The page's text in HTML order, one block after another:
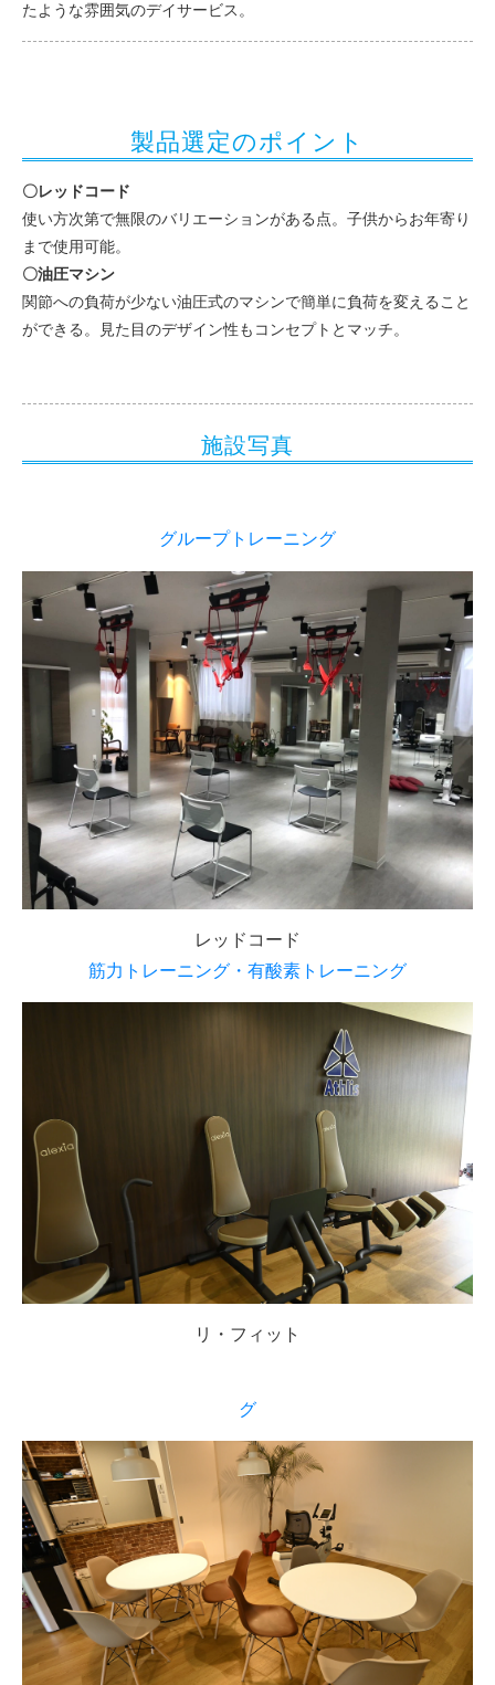
たような雰囲気のデイサービス。
製品選定のポイント
〇レッドコード
使い方次第で無限のバリエーションがある点。子供からお年寄り
まで使用可能。
〇油圧マシン
関節への負荷が少ない油圧式のマシンで簡単に負荷を変えること
ができる。見た目のデザイン性もコンセプトとマッチ。
施設写真
グループトレーニング
レッドコード
筋力トレーニング・有酸素トレーニング
リ・フィット
グ